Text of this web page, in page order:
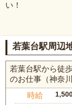
い！
若葉台駅周辺
若葉台駅から徒
のお仕事（神奈
時給